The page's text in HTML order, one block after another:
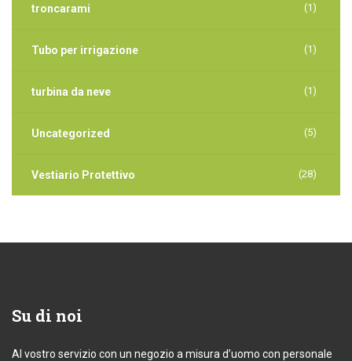
troncarami (1)
Tubo per irrigazione (1)
turbina da neve (1)
Uncategorized (5)
Vestiario Protettivo (28)
Su di noi
Al vostro servizio con un negozio a misura d’uomo con personale